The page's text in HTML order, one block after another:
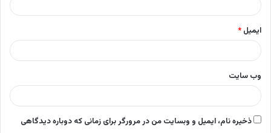
ایمیل *
وب‌ سایت
ذخیره نام، ایمیل و وبسایت من در مرورگر برای زمانی که دوباره دیدگاهی